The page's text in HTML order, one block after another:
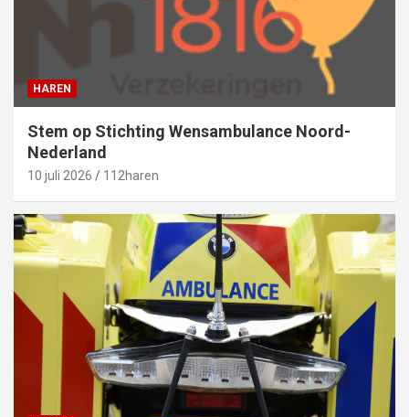
HAREN
Stem op Stichting Wensambulance Noord-
Nederland
10 juli 2026 112haren